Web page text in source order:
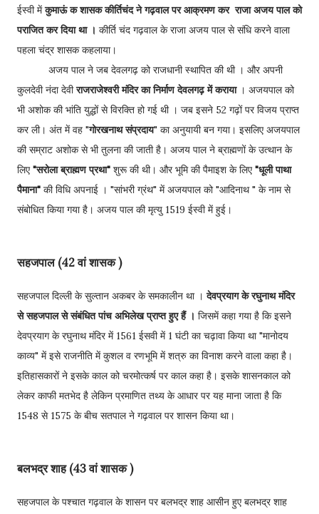
ईस्वी मेंकुमाऊं क शासक कीर्तिचंद ने गढ़वाल पर आक्रमण कर राजा अजय पाल को
पराजित कर दिया था । कीर्ति चंद गढ़वाल के राजा अजय पाल से संधि करने वाला
पहला चंद्र शासक कहलाया।
अजय पाल ने जब देवलगढ़ को राजधानी स्थापित की थी । और अपनी
कुलदेवी नंदा देवीराजराजेश्वरी मंदिर का निर्माण देवलगढ़ में कराया । अजयपाल को
भी अशोक की भांति युद्धों से विरक्ति हो गई थी । जब इसने 52 गढ़ों पर विजय प्राप्त
कर ली। अंत में वह "गोरखनाथ संप्रदाय" का अनुयायी बन गया। इसलिए अजयपाल
की सम्राट अशोक से भी तुलना की जाती है। अजय पाल ने ब्राह्मणों के उत्थान के
लिए"सरोला ब्राह्मण प्रथा" शुरू की थी। और भूमि की पैमाइश के लिए"धूली पाथा
पैमाना" की विधि अपनाई । "सांभरी ग्रंथ" में अजयपाल को "आदिनाथ " के नाम से
संबोधित किया गया है। अजय पाल की मृत्यु 1519 ईस्वी में हुई।
सहजपाल (42 वां शासक )
सहजपाल दिल्ली के सुल्तान अकबर के समकालीन था ।देवप्रयाग के रघुनाथ मंदिर
से सहजपाल से संबंधित पांच अभिलेख प्राप्त हुए हैं । जिसमें कहा गया है कि इसने
देवप्रयाग के रघुनाथ मंदिर में 1561 ईसवी में 1 घंटी का चढ़ावा किया था "मानोदय
काव्य" में इसे राजनीति में कुशल व रणभूमि में शत्रु का विनाश करने वाला कहा है।
इतिहासकारों ने इसके काल को चरमोत्कर्ष पर काल कहा है। इसके शासनकाल को
लेकर काफी मतभेद है लेकिन प्रमाणित तथ्य के आधार पर यह माना जाता है कि
1548 से 1575 के बीच सतपाल ने गढ़वाल पर शासन किया था।
बलभद्र शाह (43 वां शासक )
सहजपाल के पश्चात गढ़वाल के शासन पर बलभद्र शाह आसीन हुए बलभद्र शाह